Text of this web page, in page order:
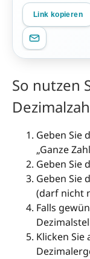
Link kopieren
So nutzen
Geben Sie
„Ganze
Geben Sie
Geben Sie
(darf nicht
Falls
Klicken Sie